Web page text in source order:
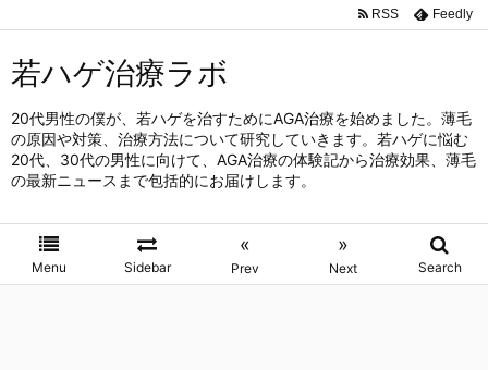
若ハゲ治療ラボ
20代男性の僕が、若ハゲを治すためにAGA治療を始めました。薄毛
の原因や対策、治療方法について研究していきます。若ハゲに悩む
20代、30代の男性に向けて、AGA治療の体験記から治療効果、薄毛
の最新ニュースまで包括的にお届けします。
Menu Sidebar
«
Prev
»
Next Search
RSS Feedly